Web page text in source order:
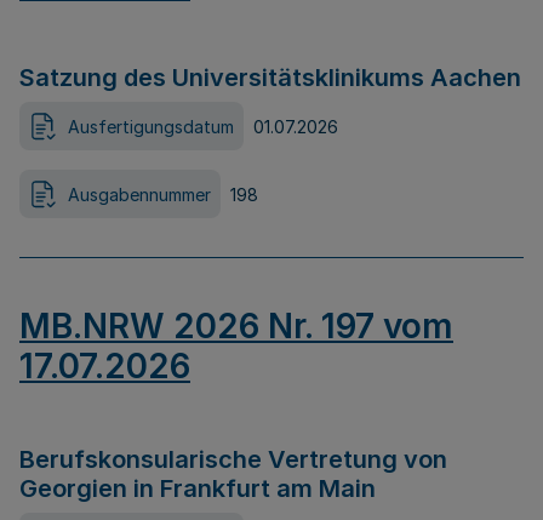
Satzung des Universitätsklinikums Aachen
Ausfertigungsdatum 01.07.2026
Ausgabennummer 198
MB.NRW 2026 Nr. 197 vom
17.07.2026
Berufskonsularische Vertretung von
Georgien in Frankfurt am Main